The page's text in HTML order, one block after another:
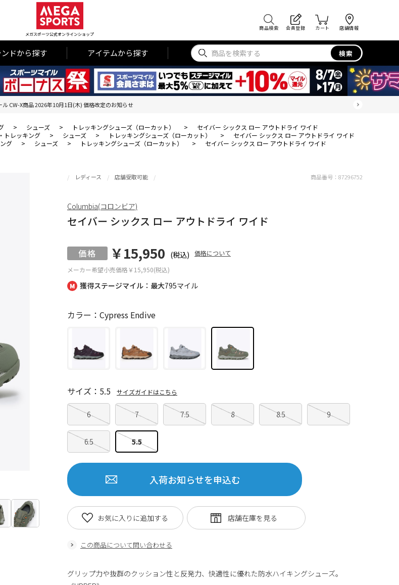
メガスポーツ公式オンラインショップ
商品検索 会員登録 カート 店舗情報
ンドから探す アイテムから探す 検索
ル CW-X商品 2026年10月1日(木) 価格改定のお知らせ
> シューズ > トレッキングシューズ（ローカット） >
セイバー シックス ロー アウトドライ ワイド
トレッキング > シューズ > トレッキングシューズ（ローカット） >
セイバー シックス ロー アウトドライ ワイド
グ > シューズ > トレッキングシューズ（ローカット） > セイバー シックス ロー アウトドライ ワイド
獲得ステージマイル：最大795マイル
レディース 店舗受取可能
セイバー シックス ロー アウトドライ ワイド
メーカー希望小売価格￥15,950(税込)
￥15,950 (税込) 価格について
カラー：Cypress Endive
6 7 7.5 8 8.5 9
6.5 5.5
サイズ：5.5 サイズガイドはこちら
入荷お知らせを申込む
この商品について問い合わせる
お気に入りに追加する
商品番号： 87296752
Columbia(コロンビア)
グリップ力や抜群のクッション性と反発力、快適性に優れた防水ハイキングシューズ。